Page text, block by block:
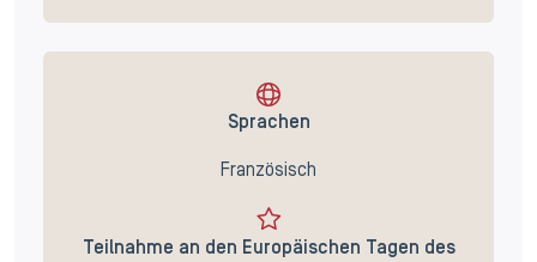
Sprachen
Französisch
Teilnahme an den Europäischen Tagen des